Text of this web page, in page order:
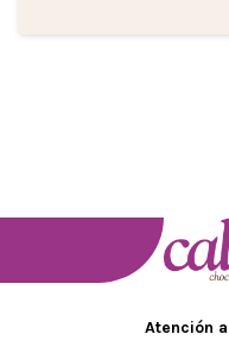
Atención